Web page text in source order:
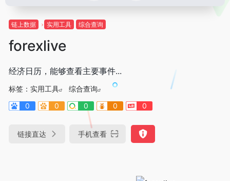
链上数据 实用工具 综合查询
forexlive
经济日历，能够查看主要事件...
标签： 实用工具
综合查询
0
0 0 0 0
链接直达 手机查看